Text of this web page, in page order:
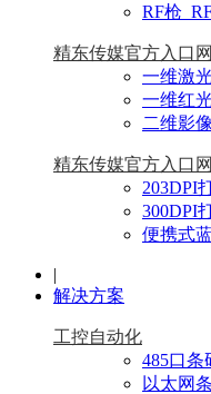
RF枪
精东传媒官方入口
一维激
一维红
二维影
精东传媒官方入口
203DPI
300DPI
便携式
|
解决方案
工控自动化
485口条
以太网